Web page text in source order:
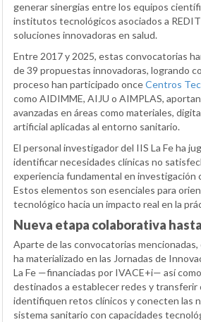
generar sinergias entre los equipos
institutos tecnológicos asociados a
soluciones innovadoras en salud.
Entre 2017 y 2025, estas convocatorias
de 39 propuestas innovadoras, logrando
proceso han participado onceCentros
como AIDIMME, AIJU o AIMPLAS,
avanzadas en áreas como materiales,
artificial aplicadas al entorno sanitario.
El personal investigador del IIS La Fe ha
identificar necesidades clínicas no
experiencia fundamental en investigación
Estos elementos son esenciales para
tecnológico hacia un impacto real en la
Nueva etapa colaborativa
Aparte de las convocatorias
ha materializado en las Jornadas de
La Fe —financiadas por IVACE+i— así
destinados a establecer redes y transferir
identifiquen retos clínicos y conecten las
sistema sanitario con capacidades